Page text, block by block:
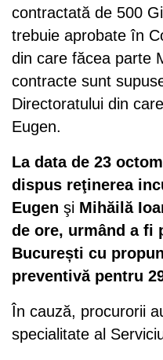
contractată de 500
trebuie aprobate în
din care făcea parte
contracte sunt
Directoratului din
Eugen.
La data de 23
dispus reţinerea
Eugen şi Mihăilă
de ore, urmând a fi
București cu
preventivă pentru
În cauză, procurorii
specialitate al